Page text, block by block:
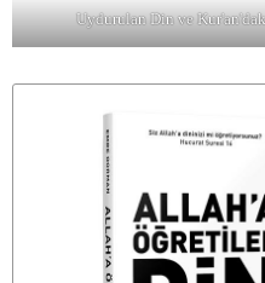
Uydurulan Din ve